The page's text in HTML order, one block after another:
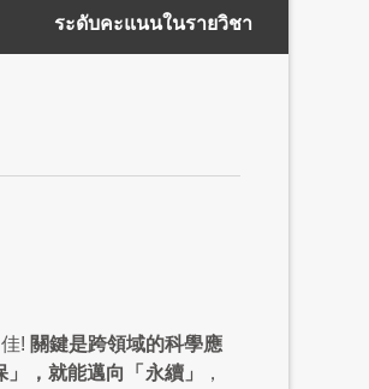
ระดับคะแนนในรายวิชา
! 關鍵是跨領域的科學應
，就能邁向「永續」
，